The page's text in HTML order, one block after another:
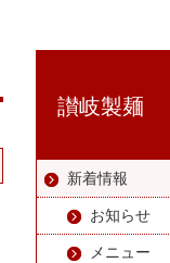
讃岐製麺
新着情報
お知らせ
メニュー